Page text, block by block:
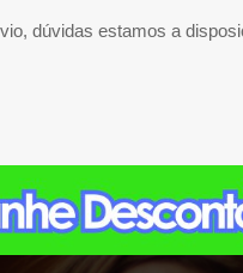
dúvidas estamos a